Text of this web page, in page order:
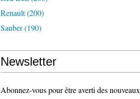
Renault(200)
Sauber(190)
Newsletter
Abonnez-vous pour être averti des nouveaux